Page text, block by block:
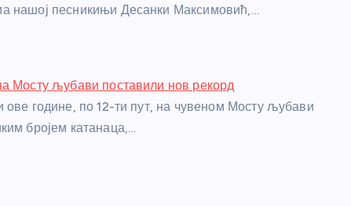
нашој песникињи Десанки Максимовић,…
Мосту љубави поставили нов рекорд
ове године, по 12-ти пут, на чувеном Мосту љубави
бројем катанаца,…